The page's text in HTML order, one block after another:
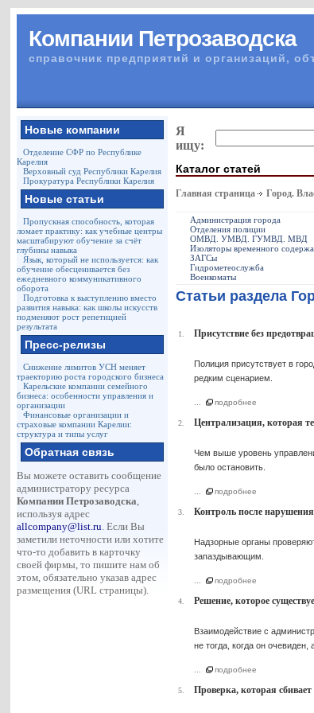
Компании Петрозаводска
справочник предприятий и организаций,
Новые компании
Отделение СФР по Республике
Карелия
Верховный суд Республики Карелия
Прокуратура Республики Карелия
Новые статьи
Пропускная способность, которая
ломает практику: как учебные центры
масштабируют обучение за счёт
глубины навыка
Язык, который не используется: как
обучение обесценивается без
ежедневного коммуникативного
оборота
Подготовка к выступлению вместо
развития навыка: как школы искусств
подменяют рост репетицией
результата
Пресс-релизы
Снижение лимитов УСН меняет
траекторию роста городского бизнеса
Карельские компании семейного
бизнеса: особенности управления и
организации
Финансовые организации и
страховые компании Карелии:
структура и типы услуг
Обратная связь
Вы можете оставить сообщение
администратору ресурса
Компании Петрозаводска,
используя адрес
allcompany@list.ru. Если Вы
заметили неточности или хотите
что-то добавить в карточку
своей фирмы, то пишите нам об
этом, обязательно указав адрес
размещения (URL страницы).
Я
ищу:
Каталог статей
Главная страница Город.
Администрация города
Отделения полиции
ОМВД. УМВД. ГУМВД. МВД
Изоляторы временного
ЗАГСы
Гидрометеослужба
Военкоматы
Статьи раздела
1. Присутствие без
Полиция присутствует в
редким сценарием.
подробнее
2. Централизация, которая
Чем выше уровень
было остановить.
подробнее
3. Контроль после
Надзорные органы
запаздывающим.
подробнее
4. Решение, которое
Взаимодействие с
не тогда, когда он
подробнее
5. Проверка, которая